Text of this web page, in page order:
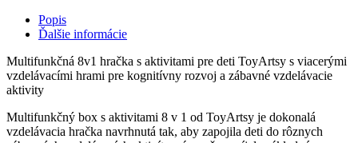
Popis
Ďalšie informácie
Multifunkčná 8v1 hračka s aktivitami pre deti ToyArtsy s viacerými
vzdelávacími hrami pre kognitívny rozvoj a zábavné vzdelávacie
aktivity
Multifunkčný box s aktivitami 8 v 1 od ToyArtsy je dokonalá
vzdelávacia hračka navrhnutá tak, aby zapojila deti do rôznych